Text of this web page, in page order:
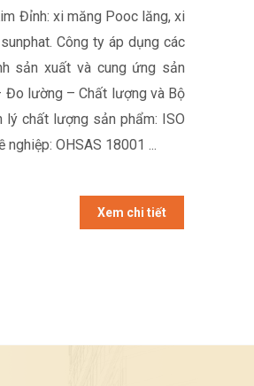
Đỉnh: xi măng Pooc lăng, xi
Công ty áp dụng các
sản xuất và cung ứng sản
Đo lường – Chất lượng và Bộ
lý chất lượng sản phẩm: ISO
OHSAS 18001 ...
Xem chi tiết